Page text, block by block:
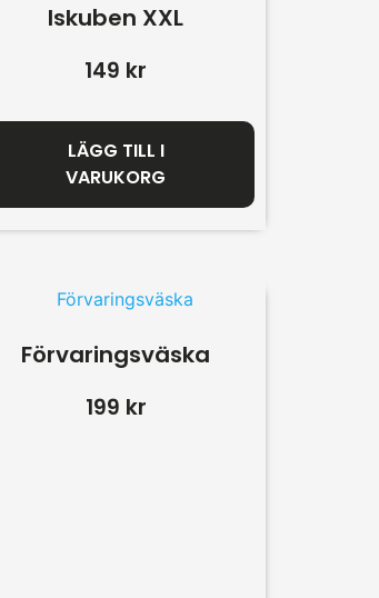
Iskuben XXL
149 kr
LÄGG TILL I
VARUKORG
Förvaringsväska
199 kr